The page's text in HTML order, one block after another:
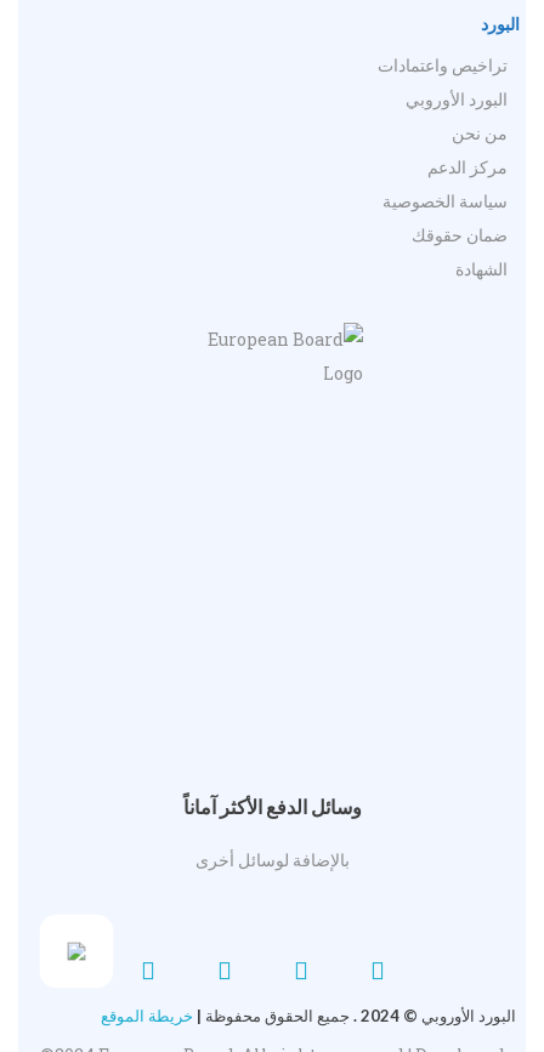
البورد
تراخيص واعتمادات
البورد الأوروبي
من نحن
مركز الدعم
سياسة الخصوصية
ضمان حقوقك
الشهادة
وسائل الدفع الأكثر آماناً
بالإضافة لوسائل أخرى
البورد الأوروبي © 2024 . جميع الحقوق محفوظة | خريطة الموقع